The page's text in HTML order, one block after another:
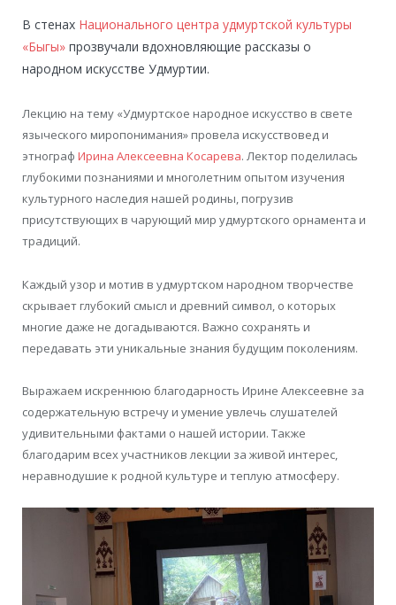
В стенах Национального центра удмуртской культуры
«Быгы» прозвучали вдохновляющие рассказы о
народном искусстве Удмуртии.
Лекцию на тему «Удмуртское народное искусство в свете
языческого миропонимания» провела искусствовед и
этнограф Ирина Алексеевна Косарева. Лектор поделилась
глубокими познаниями и многолетним опытом изучения
культурного наследия нашей родины, погрузив
присутствующих в чарующий мир удмуртского орнамента и
традиций.
Каждый узор и мотив в удмуртском народном творчестве
скрывает глубокий смысл и древний символ, о которых
многие даже не догадываются. Важно сохранять и
передавать эти уникальные знания будущим поколениям.
Выражаем искреннюю благодарность Ирине Алексеевне за
содержательную встречу и умение увлечь слушателей
удивительными фактами о нашей истории. Также
благодарим всех участников лекции за живой интерес,
неравнодушие к родной культуре и теплую атмосферу.